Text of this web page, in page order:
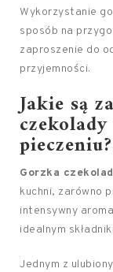
Wykorzystanie
sposób na
zaproszenie do
przyjemności.
Jakie są
pieczeniu?
Gorzka
kuchni, zarówno
intensywny
idealnym
Jednym z